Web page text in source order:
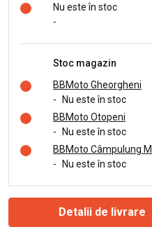
Nu este în stoc
-
Stoc magazin
BBMoto Gheorgheni
- Nu este în stoc
BBMoto Otopeni
- Nu este în stoc
BBMoto Câmpulung M.
- Nu este în stoc
Detalii de livrare